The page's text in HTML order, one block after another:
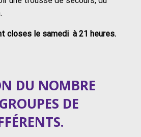
closes le samedi à 21 heures.
DU NOMBRE
DE